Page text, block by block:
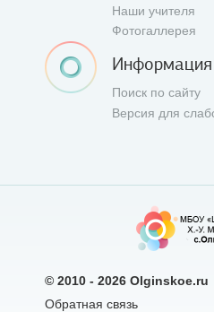
Наши учителя
Фотогаллерея
Информация
Поиск по сайту
Версия для
© 2010 - 2026 Olginskoe.ru
Обратная связь